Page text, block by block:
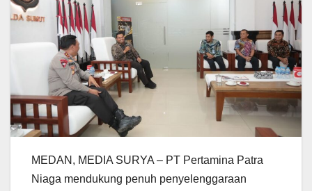
MEDAN, MEDIA SURYA – PT Pertamina Patra
Niaga mendukung penuh penyelenggaraan